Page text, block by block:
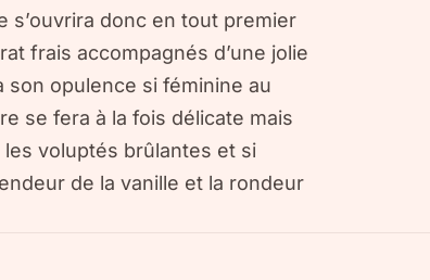
s’ouvrira donc en tout premier
frais accompagnés d’une jolie
opulence si féminine au
se fera à la fois délicate mais
voluptés brûlantes et si
de la vanille et la rondeur